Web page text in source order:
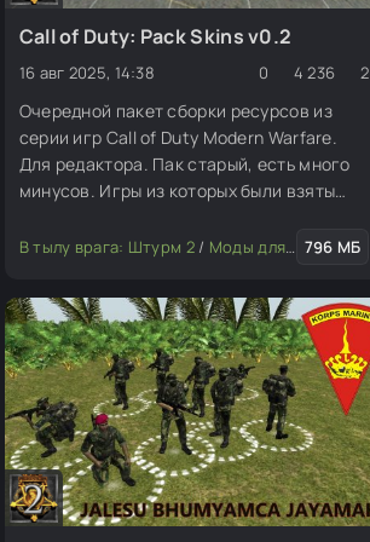
Скины (пехота, юниты)/Оружие и снаряжение
Call of Duty: Pack Skins v0.2
16 авг 2025, 14:38 0 4 236 2
Очередной пакет сборки ресурсов из
серии игр Call of Duty Modern Warfare.
Для редактора. Пак старый, есть много
минусов. Игры из которых были взяты
В тылу врага: Штурм 2/ Моды для редактора 796 МБ